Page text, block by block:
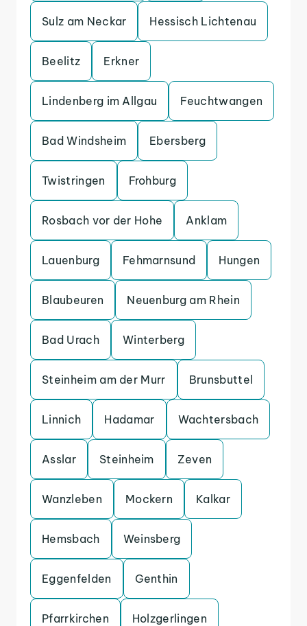
Sulz am Neckar Hessisch Lichtenau
Beelitz Erkner
Lindenberg im Allgau Feuchtwangen
Bad Windsheim Ebersberg
Twistringen Frohburg
Rosbach vor der Hohe Anklam
Lauenburg Fehmarnsund Hungen
Blaubeuren Neuenburg am Rhein
Bad Urach Winterberg
Steinheim am der Murr Brunsbuttel
Linnich Hadamar Wachtersbach
Asslar Steinheim Zeven
Wanzleben Mockern Kalkar
Hemsbach Weinsberg
Eggenfelden Genthin
Pfarrkirchen Holzgerlingen